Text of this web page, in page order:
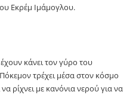
Εκρέμ Ιμάμογλου.
κάνει τον γύρο του
τρέχει μέσα στον κόσμο
ρίχνει με κανόνια νερού για να